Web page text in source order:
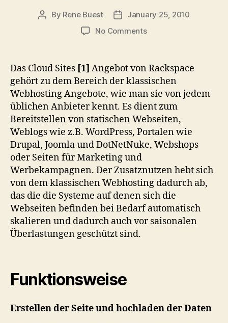
Post
By Rene Buest
PostJanuary 25, 2010
No Commentson
Cloud
Sites
Das Cloud Sites [1] Angebot von Rackspace
gehört zu dem Bereich der klassischen
Webhosting Angebote, wie man sie von jedem
üblichen Anbieter kennt. Es dient zum
Bereitstellen von statischen Webseiten,
Weblogs wie z.B. WordPress, Portalen wie
Drupal, Joomla und DotNetNuke, Webshops
oder Seiten für Marketing und
Werbekampagnen. Der Zusatznutzen hebt sich
von dem klassischen Webhosting dadurch ab,
das die die Systeme auf denen sich die
Webseiten befinden bei Bedarf automatisch
skalieren und dadurch auch vor saisonalen
Überlastungen geschützt sind.
Funktionsweise
Erstellen der Seite und hochladen der Daten